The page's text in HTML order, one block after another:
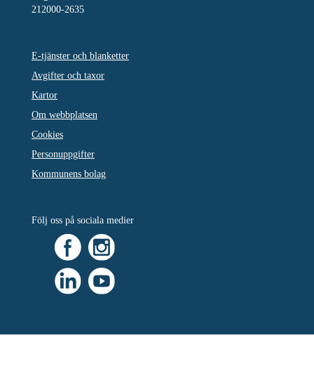
212000-2635
E-tjänster och blanketter
Avgifter och taxor
Kartor
Om webbplatsen
Cookies
Personuppgifter
Kommunens bolag
Följ oss på sociala medier